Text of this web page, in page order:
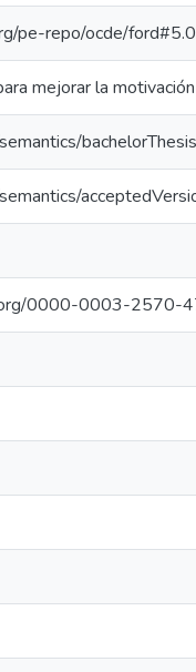
pe-repo/ocde/
mejorar la
bachelorThesis
0000-0003-2570-